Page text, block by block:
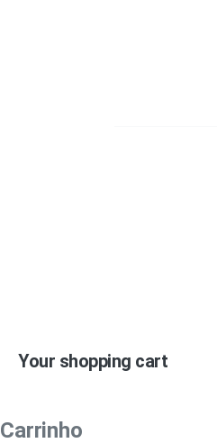
Your shopping cart
Carrinho